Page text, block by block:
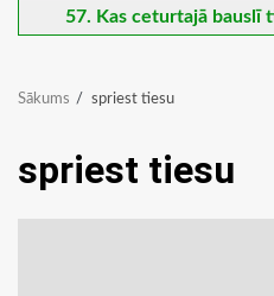
57. Kas ceturtajā bauslī
Sākums spriest tiesu
spriest tiesu